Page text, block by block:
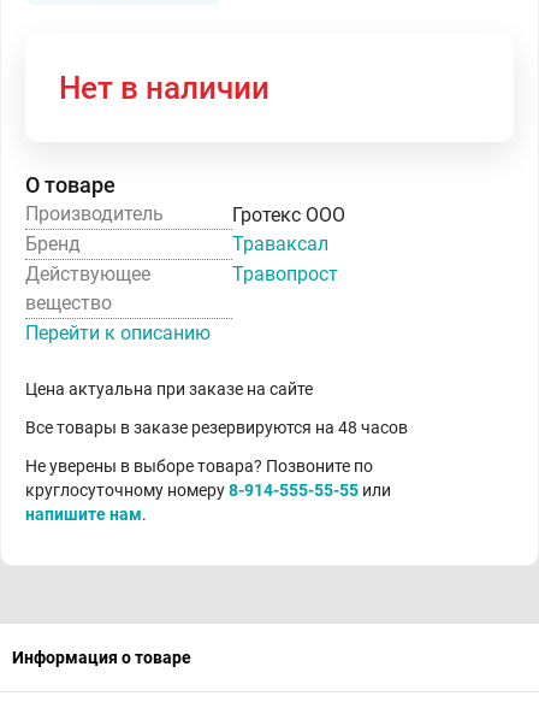
Нет в наличии
О товаре
Производитель
Гротекс ООО
Бренд
Траваксал
Действующее
вещество
Травопрост
Перейти к описанию
Цена актуальна при заказе на сайте
Все товары в заказе резервируются на 48 часов
Не уверены в выборе товара? Позвоните по
круглосуточному номеру8-914-555-55-55 или
напишите нам.
Информация о товаре